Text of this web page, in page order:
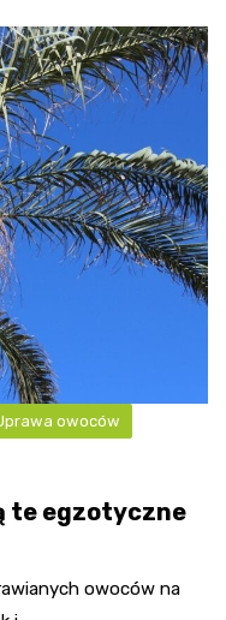
owoców
te egzotyczne
owoców na